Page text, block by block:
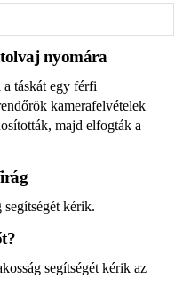
nyomára
táskát egy férfi
kamerafelvételek
majd elfogták a
kérik.
segítségét kérik az